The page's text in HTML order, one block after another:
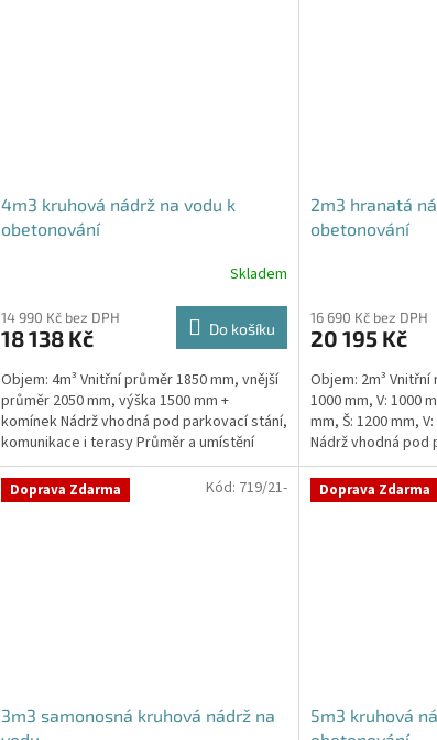
4m3 kruhová nádrž na vodu k
obetonování
Skladem
14 990 Kč bez DPH
18 138 Kč Do košíku
Objem: 4m³ Vnitřní průměr 1850 mm, vnější
průměr 2050 mm, výška 1500 mm +
komínek Nádrž vhodná pod parkovací stání,
komunikace i terasy Průměr a umístění
přítoku/ů, odtoku/ů...
2m3 hranatá
obetonování
16 690 Kč bez DPH
20 195 Kč
Objem: 2m³ Vnitřní
1000 mm, V: 1000
mm, Š: 1200 mm,
Nádrž vhodná pod
komunikace i
Doprava Zdarma
3m3 samonosná kruhová nádrž na
Kód: 719/21- Doprava Zdarma
5m3 kruhová